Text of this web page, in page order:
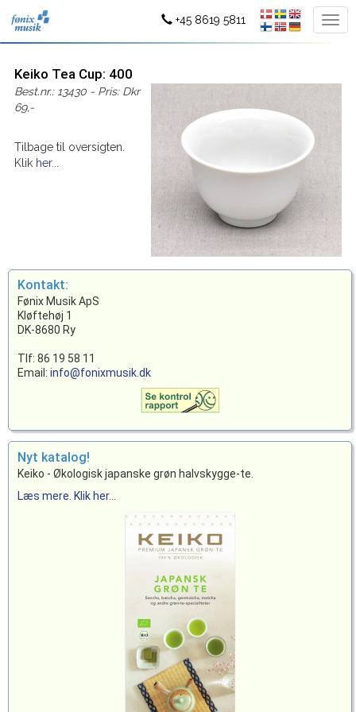
+45 8619 5811
Keiko Tea Cup: 400
Best.nr.: 13430 - Pris: Dkr
69,-
Tilbage til oversigten.
Klik her...
Kontakt:
Fønix Musik ApS
Kløftehøj 1
DK-8680 Ry
Tlf: 86 19 58 11
Email: info@fonixmusik.dk
Nyt katalog!
Keiko - Økologisk japanske grøn halvskygge-te.
Læs mere. Klik her...